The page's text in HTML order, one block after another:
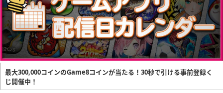
最大300,000コインのGame8コインが当たる！30秒で引ける事前登録く
じ開催中！